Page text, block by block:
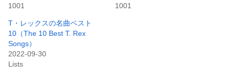
1001
1001
T・レックスの名曲ベスト
10（The 10 Best T. Rex
Songs）
2022-09-30
Lists